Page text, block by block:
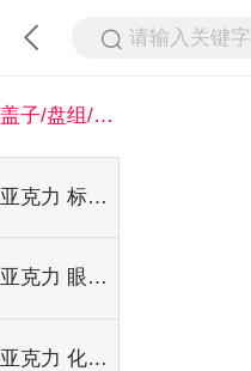
请输入关键字
盖子/盘组/果盘/蛋糕盘/托盘
亚克力 标牌/台签等
亚克力 眼镜架/鞋架/手机架
亚克力 化妆品展架